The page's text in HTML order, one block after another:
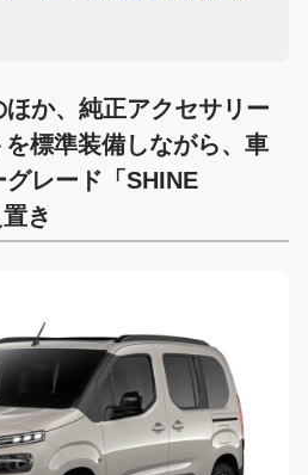
か、純正アクセサリー
標準装備しながら、車
レード「SHINE
き